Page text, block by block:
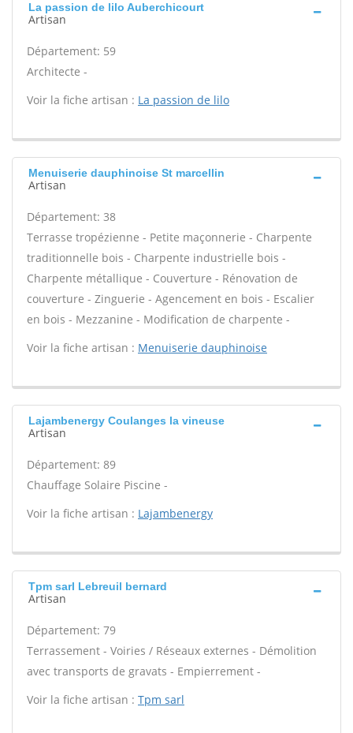
La passion de lilo Auberchicourt
Artisan
Département: 59
Architecte -
Voir la fiche artisan : La passion de lilo
Menuiserie dauphinoise St marcellin
Artisan
Département: 38
Terrasse tropézienne - Petite maçonnerie - Charpente
traditionnelle bois - Charpente industrielle bois -
Charpente métallique - Couverture - Rénovation de
couverture - Zinguerie - Agencement en bois - Escalier
en bois - Mezzanine - Modification de charpente -
Voir la fiche artisan : Menuiserie dauphinoise
Lajambenergy Coulanges la vineuse
Artisan
Département: 89
Chauffage Solaire Piscine -
Voir la fiche artisan : Lajambenergy
Tpm sarl Lebreuil bernard
Artisan
Département: 79
Terrassement - Voiries / Réseaux externes - Démolition
avec transports de gravats - Empierrement -
Voir la fiche artisan : Tpm sarl